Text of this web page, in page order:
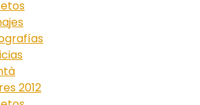
2012